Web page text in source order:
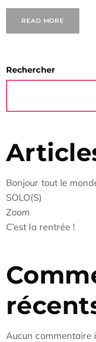
READ MORE
Rechercher
Bonjour tout le
SOLO(S)
Zoom
C’est la rentrée !
Aucun commentaire